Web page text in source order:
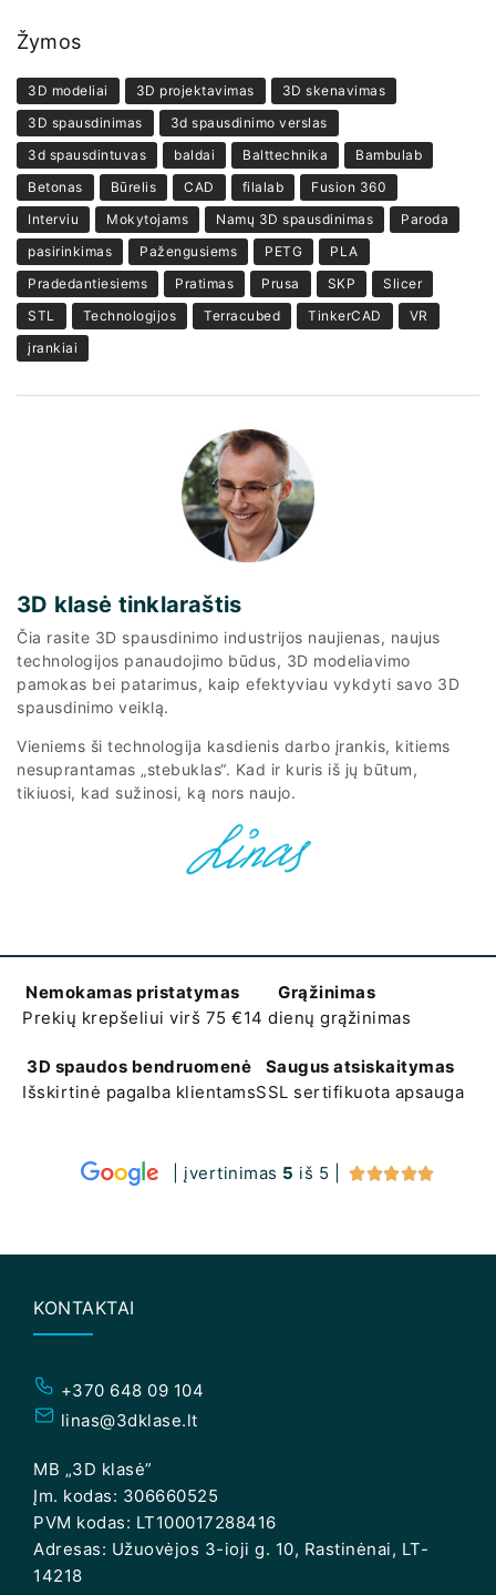
Žymos
3D modeliai 3D projektavimas
3D skenavimas
3D spausdinimas
3d spausdinimo verslas
3d spausdintuvas
baldai Balttechnika
Bambulab
Betonas
Būrelis CAD filalab
Fusion 360
Interviu
Mokytojams Namų 3D spausdinimas
Paroda
pasirinkimas
Pažengusiems PETG
PLA
Pradedantiesiems
Pratimas Prusa SKP
Slicer
STL
Technologijos Terracubed TinkerCAD
VR
įrankiai
3D klasė tinklaraštis
Čia rasite 3D spausdinimo industrijos naujienas, naujus
technologijos panaudojimo būdus, 3D modeliavimo
pamokas bei patarimus, kaip efektyviau vykdyti savo 3D
spausdinimo veiklą.
Vieniems ši technologija kasdienis darbo įrankis, kitiems
nesuprantamas „stebuklas“. Kad ir kuris iš jų būtum,
tikiuosi, kad sužinosi, ką nors naujo.
Nemokamas pristatymas
Prekių krepšeliui virš 75 €
Grąžinimas
14 dienų grąžinimas
3D spaudos bendruomenė
Išskirtinė pagalba klientams
Saugus atsiskaitymas
SSL sertifikuota apsauga
| įvertinimas 5 iš 5 | 
KONTAKTAI
+370 648 09 104
linas@3dklase.lt
MB „3D klasė”
Įm. kodas: 306660525
PVM kodas: LT100017288416
Adresas: Užuovėjos 3-ioji g. 10, Rastinėnai, LT-
14218